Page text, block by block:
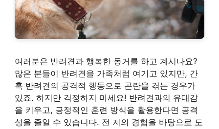
여러분은 반려견과 행복한 동거를 하고 계시나요?
많은 분들이 반려견을 가족처럼 여기고 있지만, 간
혹 반려견의 공격적 행동으로 곤란을 겪는 경우가
있죠. 하지만 걱정하지 마세요! 반려견과의 유대감
을 키우고, 긍정적인 훈련 방식을 활용한다면 공격
성을 줄일 수 있습니다. 전 저의 경험을 바탕으로 도